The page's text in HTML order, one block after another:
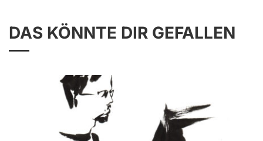
DAS KÖNNTE DIR GEFALLEN